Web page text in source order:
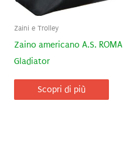
Zaini e Trolley
Zaino americano A.S. ROMA
Gladiator
Scopri di più